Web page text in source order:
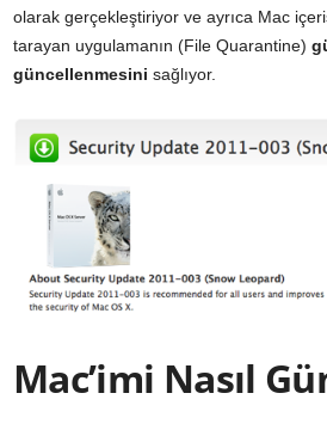
olarak gerçekleştiriyor ve ayrıca Mac
tarayan uygulamanın (File Quarantine)
güncellenmesini sağlıyor.
Mac’imi Nasıl